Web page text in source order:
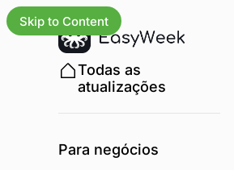
Skip to Content
Todas as
atualizações
Para negócios